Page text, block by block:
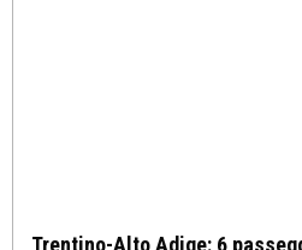
Trentino-Alto Adige: 6